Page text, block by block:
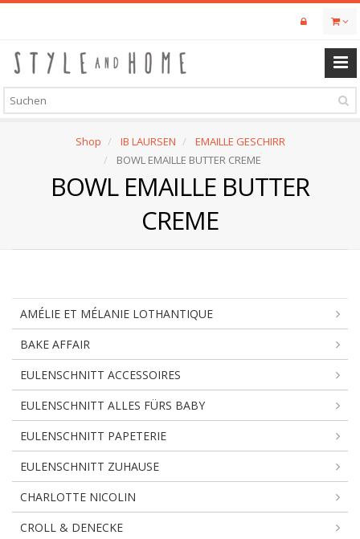
Skip
content
Shop IB LAURSEN
EMAILLE GESCHIRR
BOWL EMAILLE BUTTER CREME
BOWL EMAILLE BUTTER
CREME
AMÉLIE ET MÉLANIE LOTHANTIQUE
BAKE AFFAIR
EULENSCHNITT ACCESSOIRES
EULENSCHNITT ALLES FÜRS BABY
EULENSCHNITT PAPETERIE
EULENSCHNITT ZUHAUSE
CHARLOTTE NICOLIN
CROLL & DENECKE